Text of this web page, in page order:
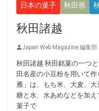
日本の菓子 秋田県
秋田諸越
Japan Web Magazine 編集部
秋田諸越 秋田銘菓の一つ
田名産の小豆粉を用いて
雁」は、もち米、大麦、
糖と水、水あめなどを加
菓子で